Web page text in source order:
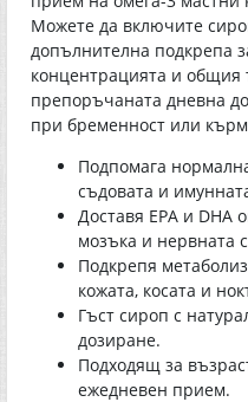
Можете да включите
допълнителна подкрепа
концентрацията и общия
препоръчаната дневна
при бременност или
Подпомага
съдовата и
Доставя EPA и DHA
мозъка и нервната
Подкрепя
кожата, косата и
Гъст сироп с
дозиране.
Подходящ за
ежедневен прием.